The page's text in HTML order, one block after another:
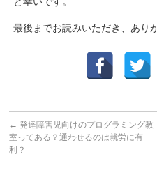
最後までお読みいただき、あり
← 発達障害児向けのプログラミング教
室ってある？通わせるのは就労に有
利？